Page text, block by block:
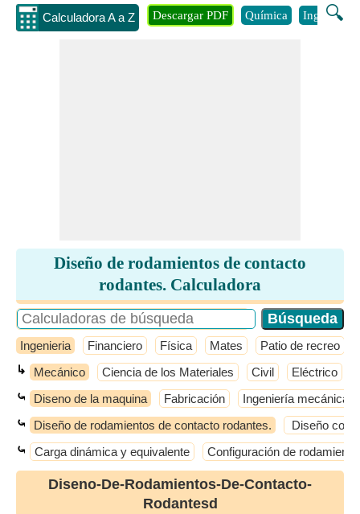
Calculadora A a Z 🔍
Descargar PDF Química Ingenieria
Diseño de rodamientos de contacto
rodantes. Calculadora
Ingenieria Financiero Física Mates Patio de recreo
↳ Mecánico Ciencia de los Materiales Civil Eléctrico
⤿ Diseno de la maquina Fabricación Ingeniería mecánica
⤿ Diseño de rodamientos de contacto rodantes. Diseño
⤿ Carga dinámica y equivalente Configuración de
Diseno-De-Rodamientos-De-Contacto-
Rodantesd